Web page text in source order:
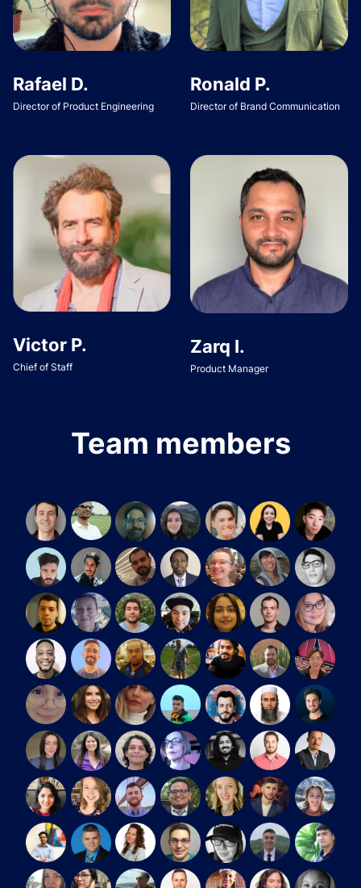
Rafael D.
Director of Product Engineering
Ronald P.
Director of Brand Communication
Victor P.
Chief of Staff
Zarq I.
Product Manager
Team members